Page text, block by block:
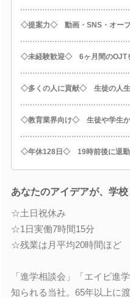
◇提案力◇ 動画・SNS・オープ
◇未経験歓迎◇ 6ヶ月間のOJT
◇多くの人に貢献◇ 生徒の人生
◇教育業界向け◇ 生徒や学生か
◇年休128日◇ 19時前後に退勤
あなたのアイデアが、学
☆土日祝休み
☆1日実働7時間15分
☆残業は月平均20時間ほど
「進学相談会」「エイビ進
知られる当社。65年以上に